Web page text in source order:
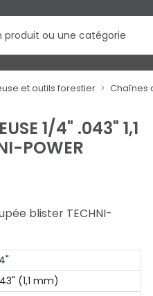
et outils forestier
Chaînes
1/4" .043" 1,1
POWER
blister TECHNI-
(1,1 mm)